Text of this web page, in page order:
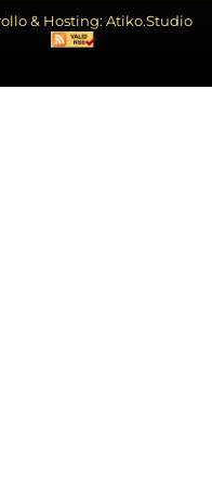
& Hosting: Atiko.Studio